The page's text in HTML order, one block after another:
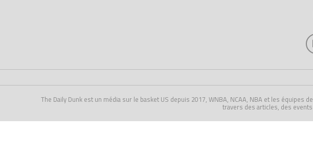
The Daily Dunk est un média sur le basket US depuis 2017, WNBA, NCAA, NBA et les
travers des articles, des